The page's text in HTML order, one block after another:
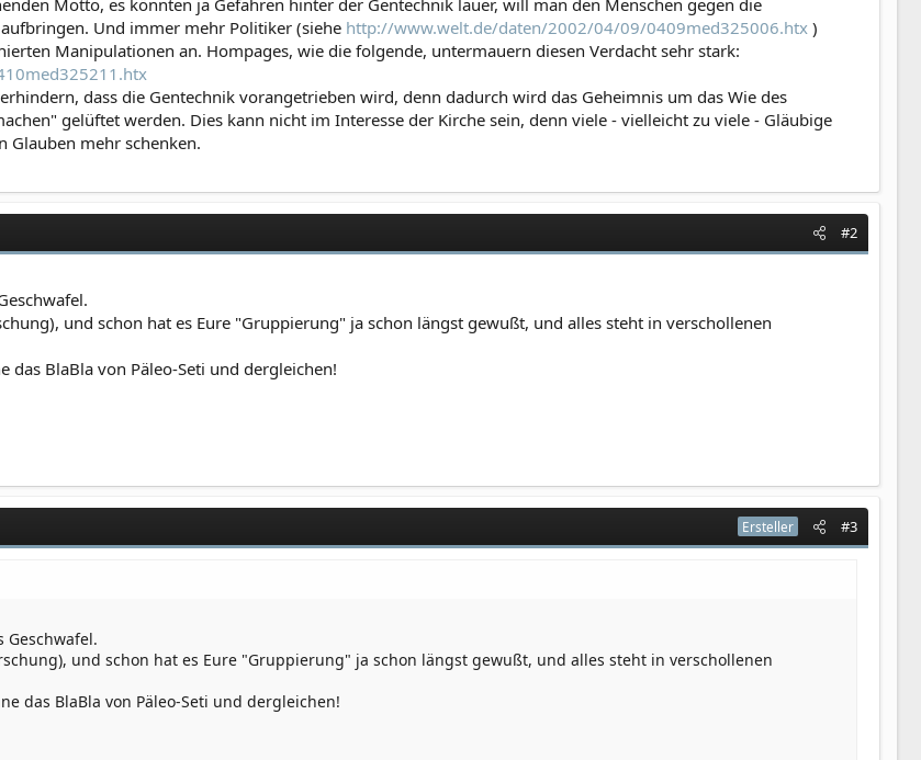
Motto, es könnten ja Gefahren hinter der Gentechnik lauer, will man den Menschen gegen die
Und immer mehr Politiker (siehe http://www.welt.de/daten/2002/04/09/0409med325006.htx )
Manipulationen an. Hompages, wie die folgende, untermauern diesen Verdacht sehr stark:
dass die Gentechnik vorangetrieben wird, denn dadurch wird das Geheimnis um das Wie des
gelüftet werden. Dies kann nicht im Interesse der Kirche sein, denn viele - vielleicht zu viele - Gläubige
Glauben mehr schenken.
#2
und schon hat es Eure "Gruppierung" ja schon längst gewußt, und alles steht in verschollenen
das BlaBla von Päleo-Seti und dergleichen!
Ersteller #3
und schon hat es Eure "Gruppierung" ja schon längst gewußt, und alles steht in verschollenen
das BlaBla von Päleo-Seti und dergleichen!